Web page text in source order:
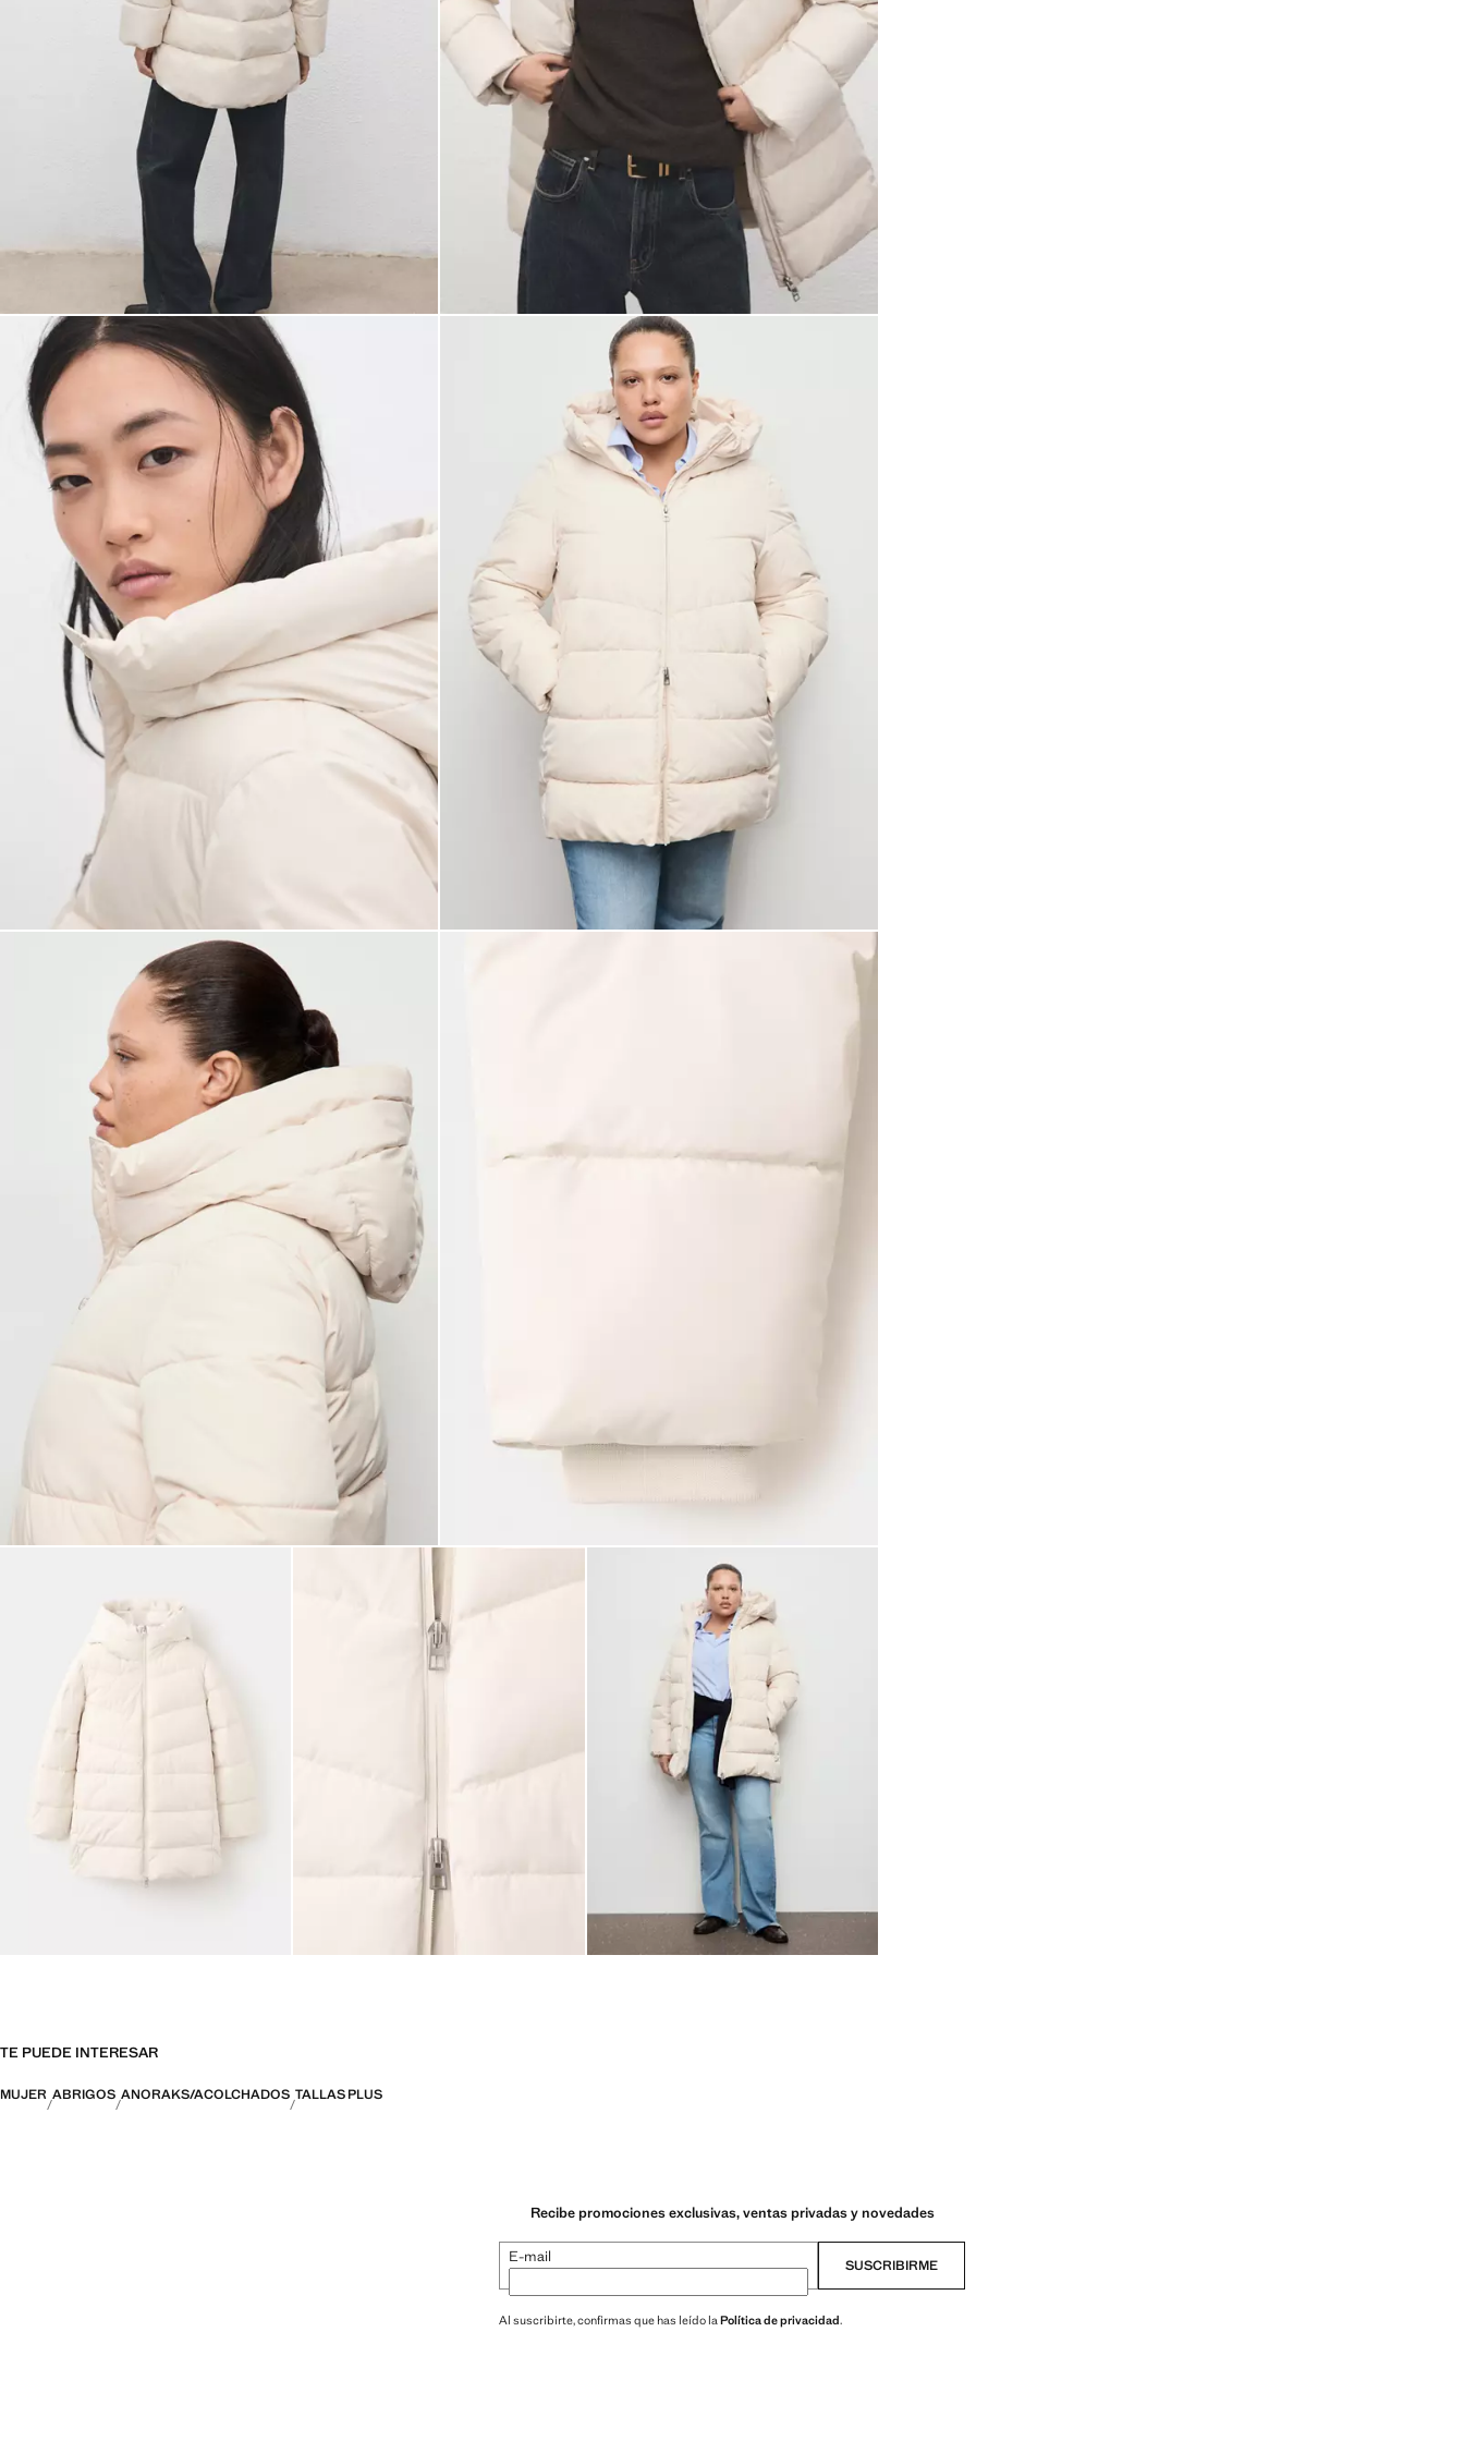
TE PUEDE INTERESAR
MUJER ABRIGOS ANORAKS/ACOLCHADOS TALLAS PLUS
Recibe promociones exclusivas, ventas privadas y novedades
E-mail SUSCRIBIRME
Al suscribirte, confirmas que has leído laPolítica de privacidad.